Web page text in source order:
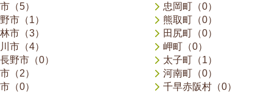
（5）
市（1）
市（3）
市（4）
野市（0）
（2）
（0）
忠岡町（0）
熊取町（0）
田尻町（0）
岬町（0）
太子町（1）
河南町（0）
千早赤阪村（0）